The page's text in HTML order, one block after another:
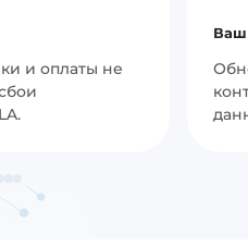
и оплаты не
Ваш